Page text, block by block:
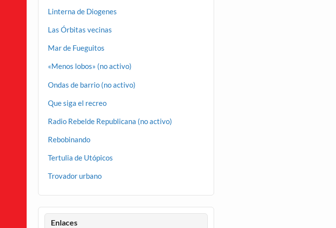
Linterna de Diogenes
Las Órbitas vecinas
Mar de Fueguitos
«Menos lobos» (no activo)
Ondas de barrio (no activo)
Que siga el recreo
Radio Rebelde Republicana (no activo)
Rebobinando
Tertulia de Utópicos
Trovador urbano
Enlaces